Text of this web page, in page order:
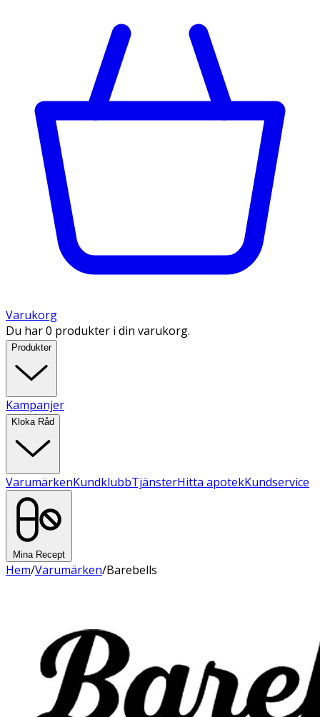
Varukorg
Du har 0 produkter i din varukorg.
Produkter
Kampanjer
Kloka Råd
VarumärkenKundklubbTjänsterHitta apotekKundservice
Mina Recept
Hem/Varumärken/Barebells